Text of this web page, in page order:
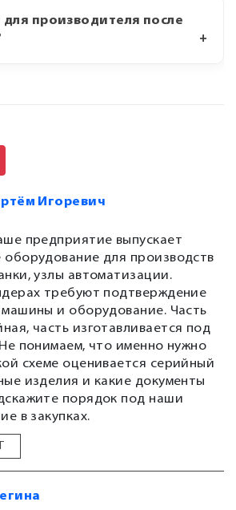
для производителя после
Игоревич
предприятие выпускает
оборудование для производств
узлы автоматизации.
требуют подтверждение
машины и оборудование. Часть
часть изготавливается под
понимаем, что именно нужно
схеме оценивается серийный
изделия и какие документы
порядок под наши
в закупках.